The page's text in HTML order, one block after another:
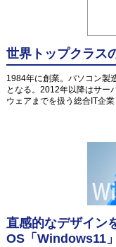
世界トップクラ
1984年に創業。パソコン製
となる。2012年以降はサー
ウェアまでを扱う総合IT企業
直感的なデザイン
OS「Windows11」